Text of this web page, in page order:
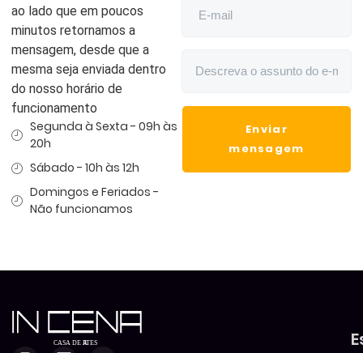
ao lado que em poucos
minutos retornamos a
mensagem, desde que a
mesma seja enviada dentro
do nosso horário de
funcionamento
Segunda à Sexta - 09h às
20h
Sábado - 10h às 12h
Domingos e Feriados -
Não funcionamos
Enviar
mensagem